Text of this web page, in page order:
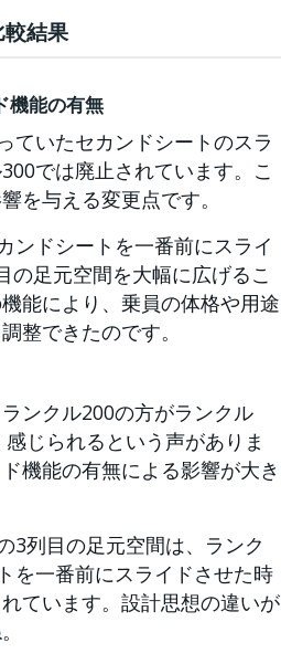
結果
機能の有無
ていたセカンドシートのスラ
では廃止されています。こ
を与える変更点です。
ンドシートを一番前にスライ
の足元空間を大幅に広げるこ
能により、乗員の体格や用途
整できたのです。
ンクル200の方がランクル
じられるという声がありま
機能の有無による影響が大き
3列目の足元空間は、ランク
を一番前にスライドさせた時
ています。設計思想の違いが